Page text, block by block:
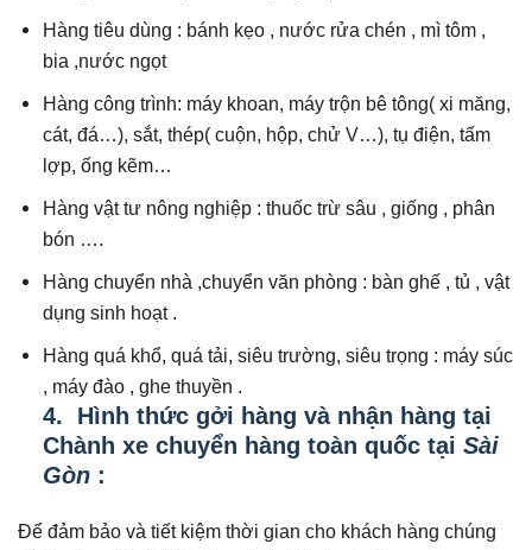
Hàng tiêu dùng : bánh kẹo , nước rửa chén , mì tôm ,
bia ,nước ngọt
Hàng công trình: máy khoan, máy trộn bê tông( xi măng,
cát, đá…), sắt, thép( cuộn, hộp, chử V…), tụ điện, tấm
lợp, ống kẽm…
Hàng vật tư nông nghiệp : thuốc trừ sâu , giống , phân
bón ….
Hàng chuyển nhà ,chuyển văn phòng : bàn ghế , tủ , vật
dụng sinh hoạt .
Hàng quá khổ, quá tải, siêu trường, siêu trọng : máy súc
, máy đào , ghe thuyền .
4. Hình thức gởi hàng và nhận hàng tại
Chành xe chuyển hàng toàn quốc tạiSài
Gòn :
Để đảm bảo và tiết kiệm thời gian cho khách hàng chúng